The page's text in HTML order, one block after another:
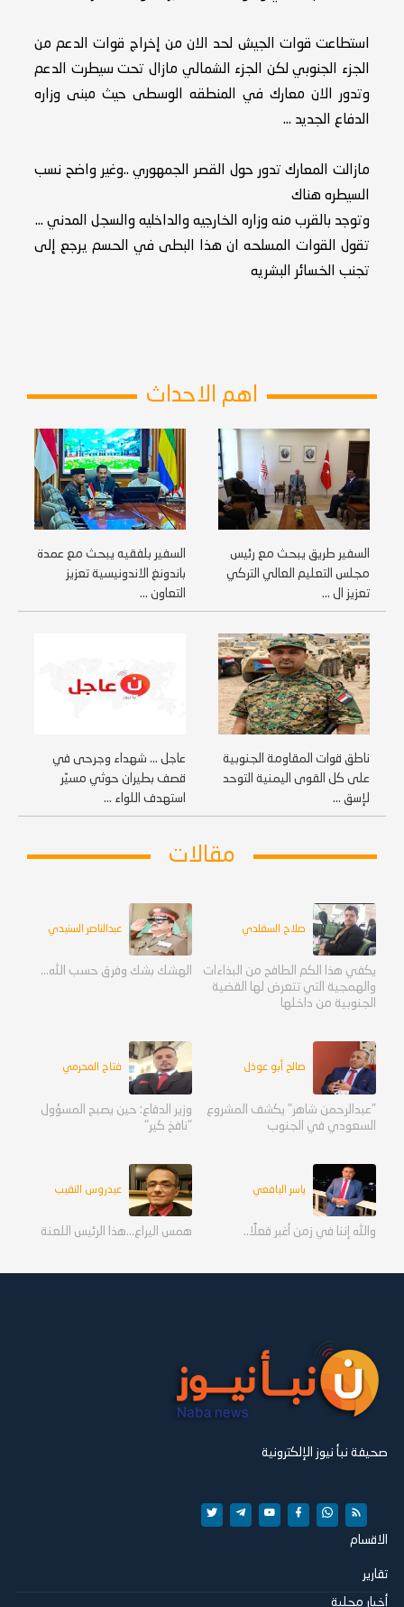
استطاعت قوات الجيش لحد الان من إخراج قوات الدعم من
الجزء الجنوبي لكن الجزء الشمالي مازال تحت سيطرت الدعم
وتدور الان معارك في المنطقه الوسطى حيث مبنى وزاره
الدفاع الجديد ...
مازالت المعارك تدور حول القصر الجمهوري ..وغير واضح نسب
السيطره هناك
وتوجد بالقرب منه وزاره الخارجيه والداخليه والسجل المدني ...
تقول القوات المسلحه ان هذا البطى في الحسم يرجع إلى
تجنب الخسائر البشريه
اهم الاحداث
السفير طريق يبحث مع رئيس
مجلس التعليم العالي التركي
تعزيز ال ...
السفير بلفقيه يبحث مع عمدة
باندونغ الاندونيسية تعزيز
التعاون ...
ناطق قوات المقاومة الجنوبية
على كل القوى اليمنية التوحد
لإسق ...
عاجل ... شهداء وجرحى في
قصف بطيران حوثي مسيّر
استهدف اللواء ...
مقالات
صلاح السقلدي
يكفي هذا الكم الطافح من البذاءات
والهمجية التي تتعرض لها القضية
الجنوبية من داخلها
عبدالناصر السنيدي
الهشك بشك وفرق حسب الله...
صالح أبو عوذل
"عبدالرحمن شاهر" يكشف المشروع
السعودي في الجنوب
فتاح المحرمي
وزير الدفاع: حين يصبح المسؤول
"نافخ كير"
ياسر اليافعي
والله إننا في زمن أغبر فعلًا..
عيدروس النقيب
همس اليراع...هذا الرئيس اللعنة
صحيفة نبأ نيوز الإلكترونية
الاقسام
تقارير
أخبار محلية